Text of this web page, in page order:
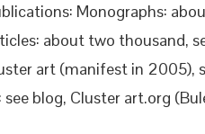
Monographs:
about two thousand,
art (manifest in 2005),
blog, Cluster art.org